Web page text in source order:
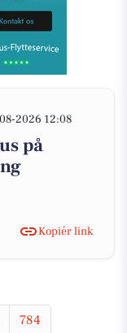
2026 12:08
på
Kopiér link
784